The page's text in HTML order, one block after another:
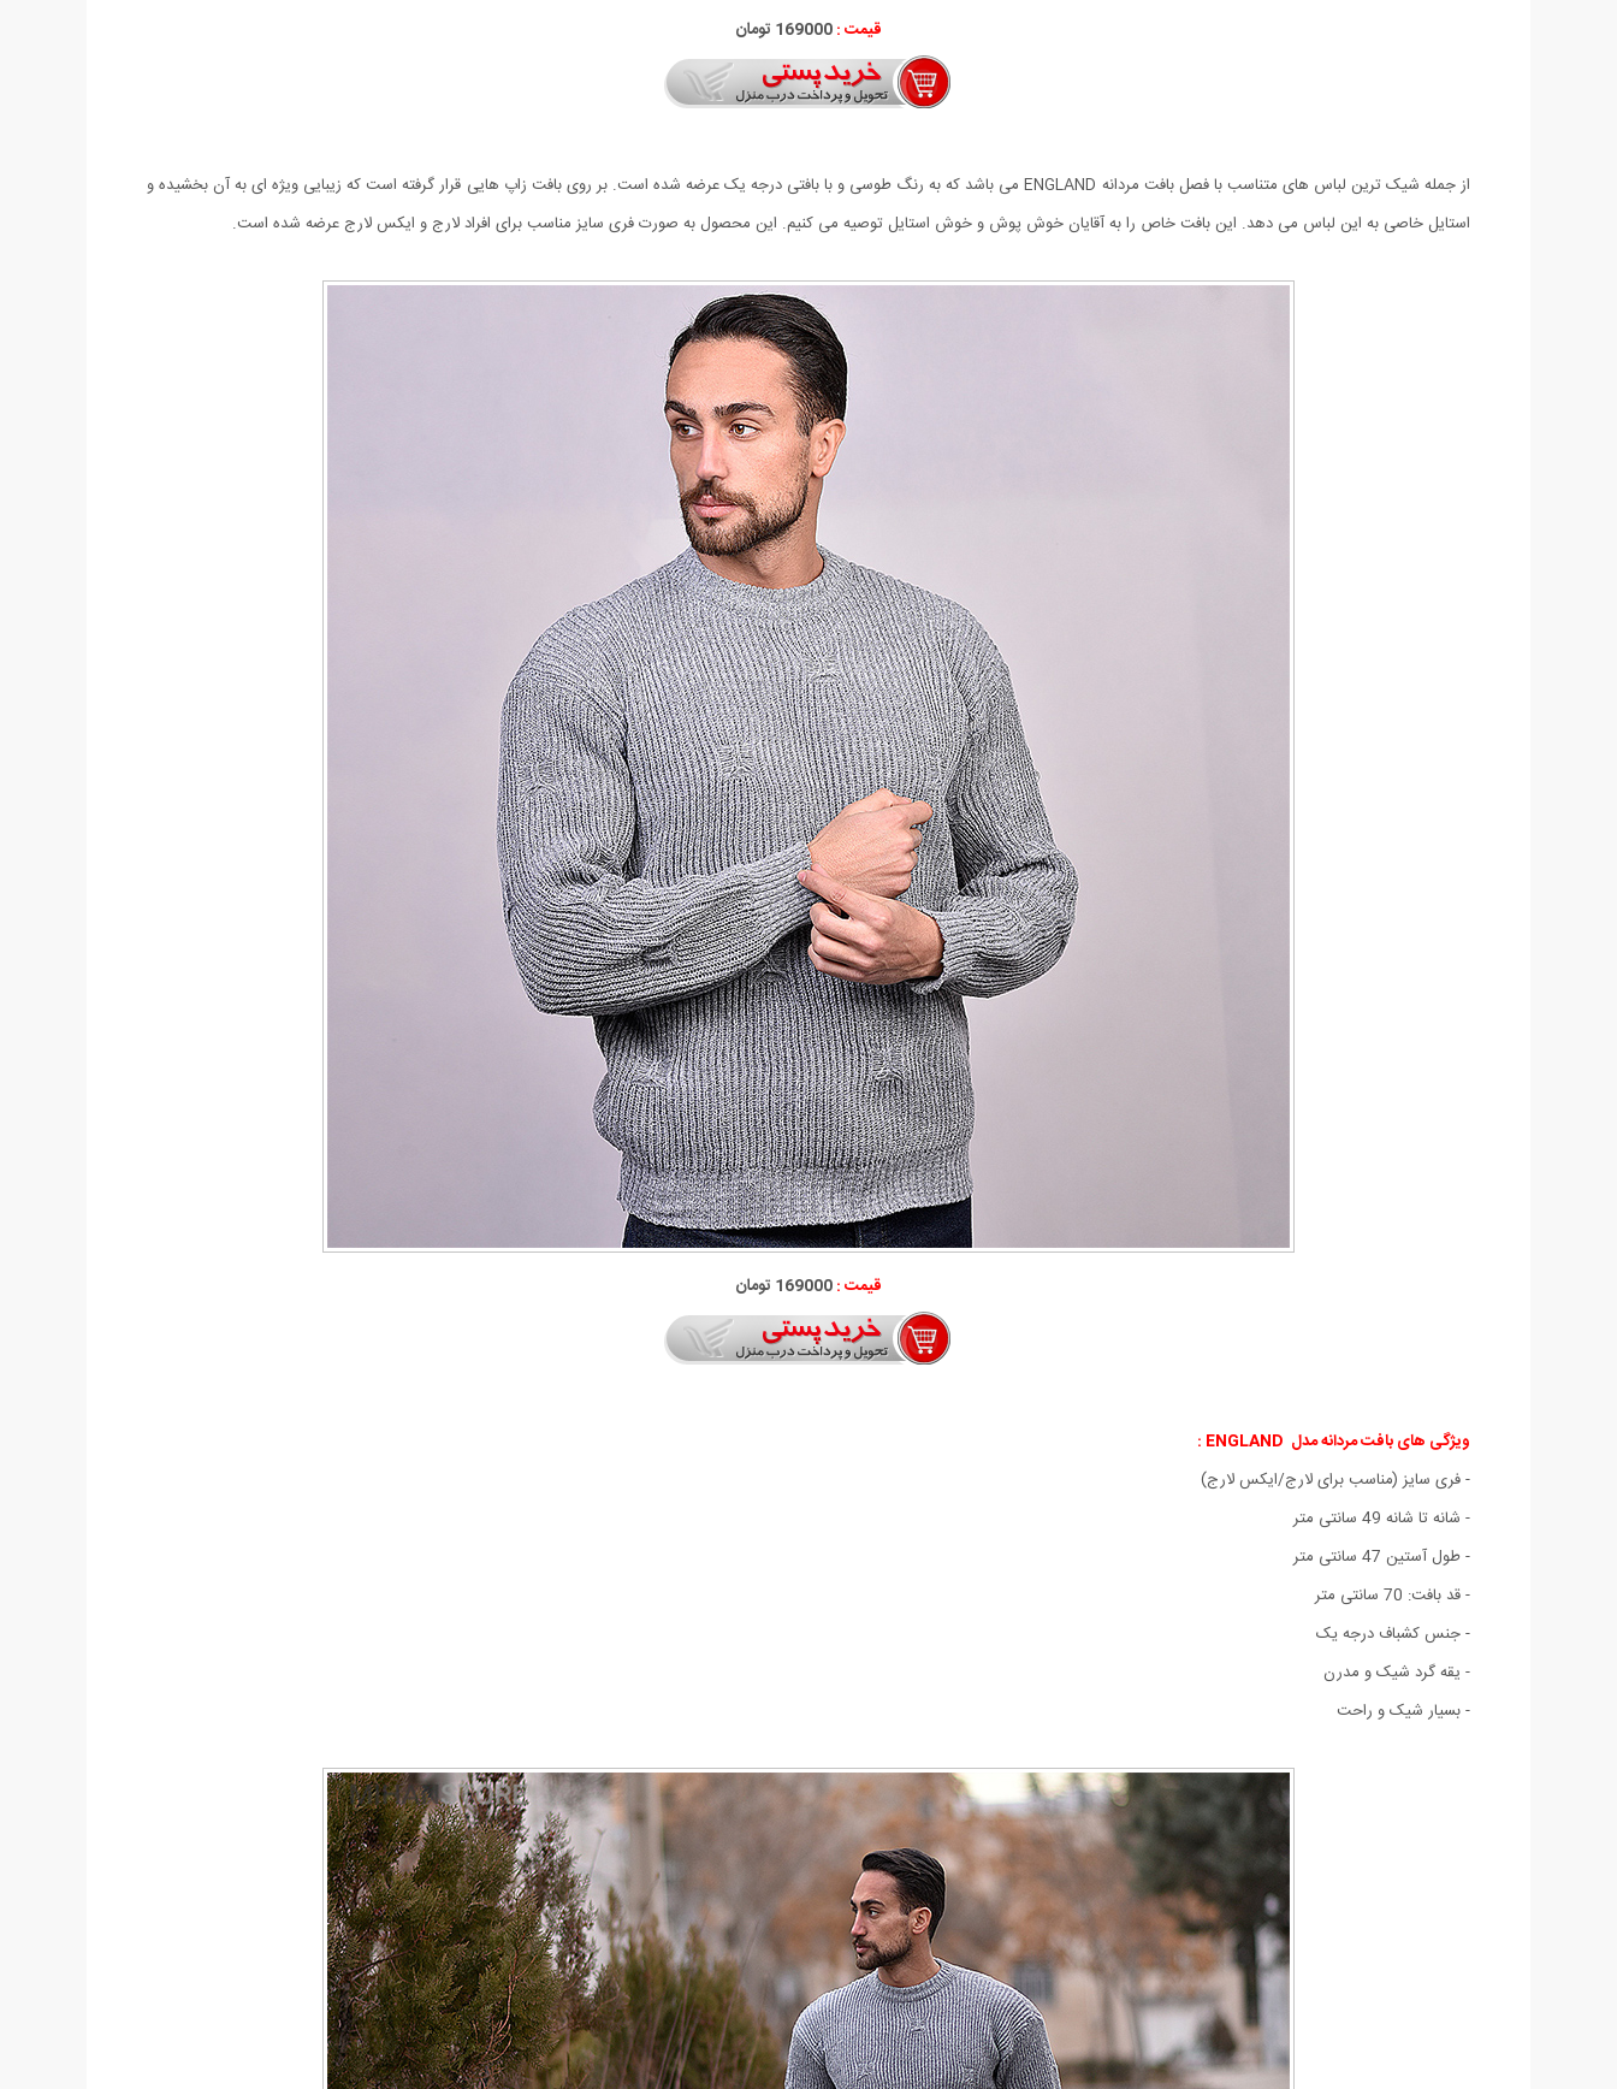
قیمت :169000 تومان
از جمله شیک ترین لباس های متناسب با فصل بافت مردانه ENGLAND می باشد که به رنگ طوسی و با بافتی درجه یک عرضه شده است. بر روی بافت زاپ هایی قرار گرفته است که زیبایی ویژه ای به آن بخشیده و
استایل خاصی به این لباس می دهد. این بافت خاص را به آقایان خوش پوش و خوش استایل توصیه می کنیم. این محصول به صورت فری سایز مناسب برای افراد لارج و ایکس لارج عرضه شده است.
قیمت :169000 تومان
ویژگی های بافت مردانه مدل ENGLAND :
- فری سایز (مناسب برای لارج/ایکس لارج)
- شانه تا شانه 49 سانتی متر
- طول آستين 47 سانتی متر
- قد بافت: 70 سانتی متر
- جنس کشباف درجه يک
- یقه گرد شیک و مدرن
- بسيار شيک و راحت